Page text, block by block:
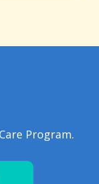
Program.